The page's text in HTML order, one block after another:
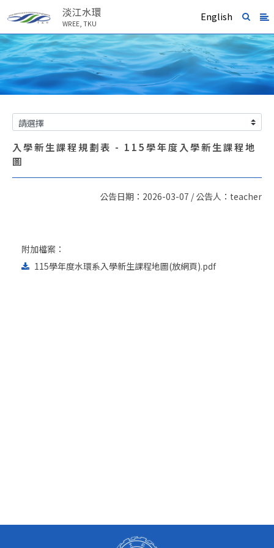
淡江水環
WREE, TKU
English
入學新生課程規劃表 - 115學年度入學新生課程地
圖
公告日期：2026-03-07 / 公告人：teacher
附加檔案：
115學年度水環系入學新生課程地圖(放網頁).pdf